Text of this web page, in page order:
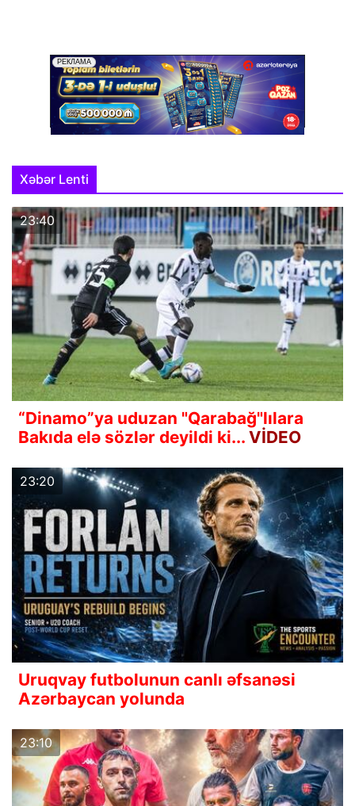
Xəbər Lenti
23:40
“Dinamo”ya uduzan "Qarabağ"lılara
Bakıda elə sözlər deyildi ki... VİDEO
23:20
Uruqvay futbolunun canlı əfsanəsi
Azərbaycan yolunda
23:10